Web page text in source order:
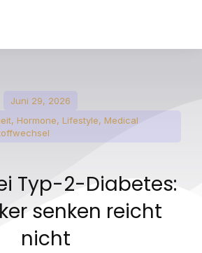
Juni 29, 2026
, Hormone, Lifestyle, Medical
Typ-2-Diabetes:
senken reicht
nicht